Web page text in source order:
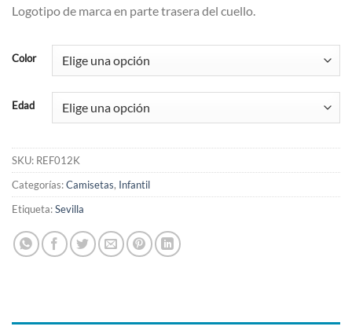
Logotipo de marca en parte trasera del cuello.
Color
Edad
SKU: REF012K
Categorías:Camisetas, Infantil
Etiqueta:Sevilla